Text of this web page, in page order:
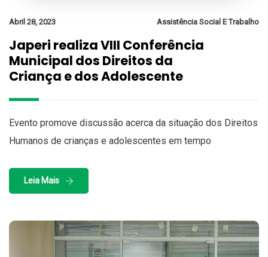
Abril 28, 2023 Assistência Social E Trabalho
Japeri realiza VIII Conferência
Municipal dos Direitos da
Criança e dos Adolescente
Evento promove discussão acerca da situação dos Direitos
Humanos de crianças e adolescentes em tempo
Leia Mais